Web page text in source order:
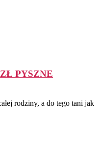
PYSZNE
rodziny, a do tego tani jak